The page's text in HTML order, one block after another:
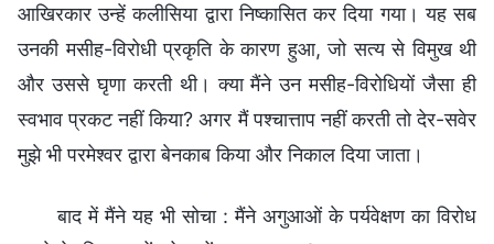
आखिरकार उन्हें कलीसिया द्वारा निष्कासित कर दिया गया। यह सब
उनकी मसीह-विरोधी प्रकृति के कारण हुआ, जो सत्य से विमुख थी
और उससे घृणा करती थी। क्या मैंने उन मसीह-विरोधियों जैसा ही
स्वभाव प्रकट नहीं किया? अगर मैं पश्चात्ताप नहीं करती तो देर-सवेर
मुझे भी परमेश्वर द्वारा बेनकाब किया और निकाल दिया जाता।
बाद में मैंने यह भी सोचा : मैंने अगुआओं के पर्यवेक्षण का विरोध